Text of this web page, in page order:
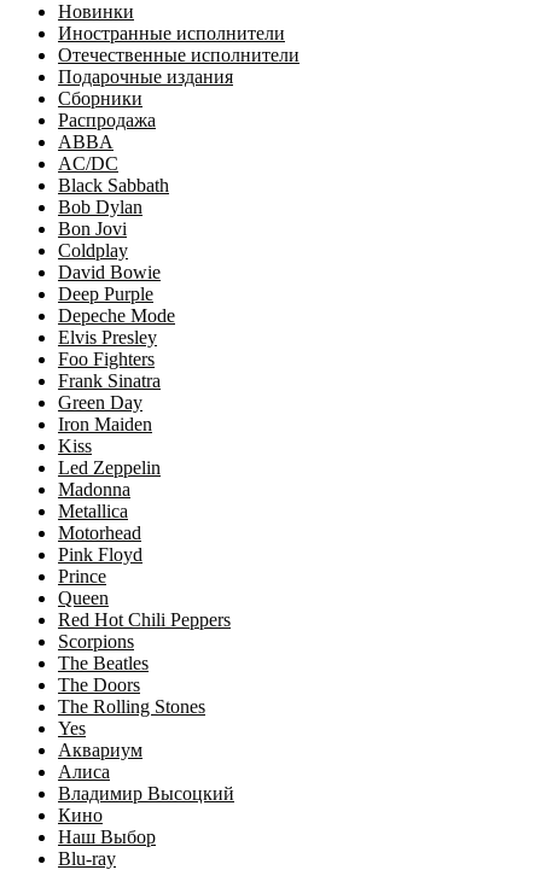
Новинки
Иностранные исполнители
Отечественные исполнители
Подарочные издания
Сборники
Распродажа
ABBA
AC/DC
Black Sabbath
Bob Dylan
Bon Jovi
Coldplay
David Bowie
Deep Purple
Depeche Mode
Elvis Presley
Foo Fighters
Frank Sinatra
Green Day
Iron Maiden
Kiss
Led Zeppelin
Madonna
Metallica
Motorhead
Pink Floyd
Prince
Queen
Red Hot Chili Peppers
Scorpions
The Beatles
The Doors
The Rolling Stones
Yes
Аквариум
Алиса
Владимир Высоцкий
Кино
Наш Выбор
Blu-ray